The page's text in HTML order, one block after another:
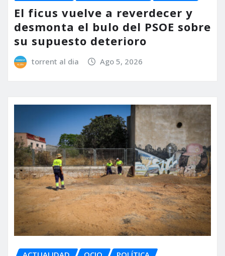
El ficus vuelve a reverdecer y
desmonta el bulo del PSOE sobre
su supuesto deterioro
torrent al dia Ago 5, 2026